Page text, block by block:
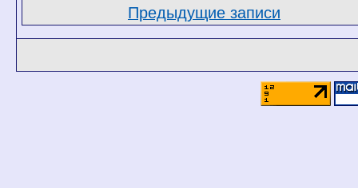
Предыдущие записи